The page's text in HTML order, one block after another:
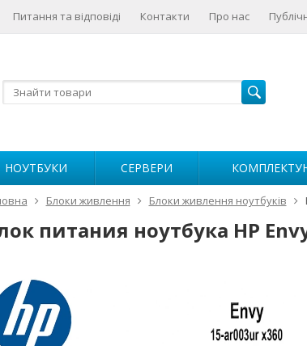
Питання та відповіді Контакти Про нас
НОУТБУКИ СЕРВЕРИ
Блоки живлення Блоки живлення ноутбуків
питания ноутбука HP